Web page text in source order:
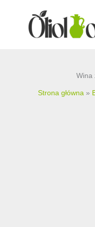
Wina
Strona główna